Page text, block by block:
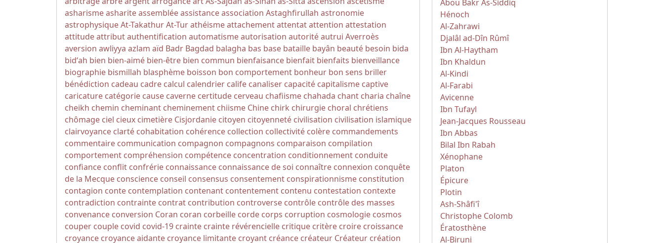
asharismeashariteassembléeassistanceassociation Astaghfirullah astronomie
astrophysiqueAt-TakathurAt-Turathéismeattachementattentatattention attestation
attitudeattributauthentification automatismeautorisation autoritéautrui Averroès
aversion awliyya azlam aïd Badr Bagdad balagha bas base bataille bayân beauté besoin bida
bidʻah bien bien-aimé bien-être bien commun bienfaisance bienfait bienfaits bienveillance
biographie bismillah blasphème boisson bon comportement bonheur bon sens briller
bénédiction cadeau cadre calcul calendrier calife canaliser capacité capitalisme captive
caricature catégorie cause caverne certitude cerveau chafiisme chahada chant charia chaîne
cheikh chemin cheminant cheminement chiisme Chine chirk chirurgie choral chrétiens
chômage ciel cieux cimetière Cisjordanie citoyen citoyenneté civilisation civilisation islamique
clairvoyance clarté cohabitation cohérence collection collectivité colère commandements
commentaire communication compagnon compagnons comparaison compilation
comportement compréhension compétence concentration conditionnement conduite
confiance conflit confrérie connaissance connaissance de soi connaître connexion conquête
de la Mecque conscience conseil consensus consentement conspirationnisme constitution
contagion conte contemplation contenant contentement contenu contestation contexte
contradiction contrainte contrat contribution controverse contrôle contrôle des masses
convenance conversion Coran coran corbeille corde corps corruption cosmologie cosmos
couper couple covid covid-19 crainte crainte révérencielle critique critère croire croissance
croyance croyance aidante croyance limitante croyant créance créateur Créateur création
Abou Bakr As-Siddiq
Hénoch
Al-Zahrawi
Djalâl ad-Dîn Rûmî
Ibn Al-Haytham
Ibn Khaldun
Al-Kindi
Al-Farabi
Avicenne
Ibn Tufayl
Jean-Jacques Rousseau
Ibn Abbas
Bilal Ibn Rabah
Xénophane
Platon
Épicure
Plotin
Ash-Shâfi'î
Christophe Colomb
Ératosthène
Al-Biruni